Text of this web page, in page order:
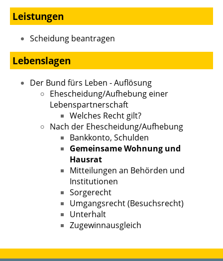
Leistungen
Scheidung beantragen
Lebenslagen
Der Bund fürs Leben - Auflösung
Ehescheidung/Aufhebung einer
Lebenspartnerschaft
Welches Recht gilt?
Nach der Ehescheidung/Aufhebung
Bankkonto, Schulden
Gemeinsame Wohnung und
Hausrat
Mitteilungen an Behörden und
Institutionen
Sorgerecht
Umgangsrecht (Besuchsrecht)
Unterhalt
Zugewinnausgleich